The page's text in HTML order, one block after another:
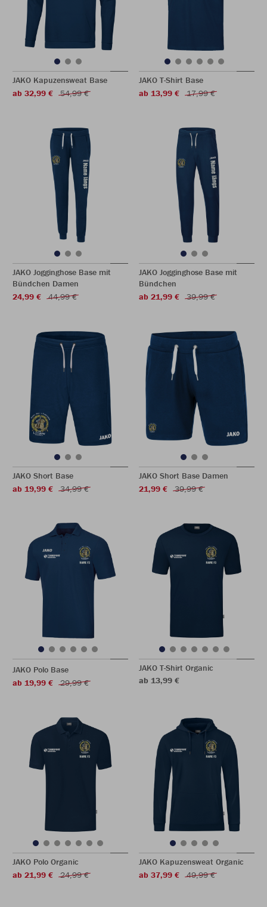
JAKO Kapuzensweat Base
ab 32,99 €
54,99 €
JAKO T-Shirt Base
ab 13,99 €
17,99 €
JAKO Jogginghose Base mit
Bündchen Damen
24,99 €
44,99 €
JAKO Jogginghose Base mit
Bündchen
ab 21,99 €
39,99 €
JAKO Short Base
ab 19,99 €
34,99 €
JAKO Short Base Damen
21,99 €
39,99 €
JAKO Polo Base
ab 19,99 €
29,99 €
JAKO T-Shirt Organic
ab 13,99 €
JAKO Polo Organic
ab 21,99 €
24,99 €
JAKO Kapuzensweat Organic
ab 37,99 €
49,99 €